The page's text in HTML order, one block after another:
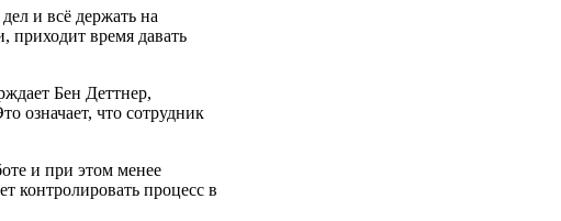
и всё держать на
приходит время давать
Бен Деттнер,
означает, что сотрудник
и при этом менее
контролировать процесс в